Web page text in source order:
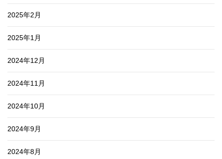
2025年2月
2025年1月
2024年12月
2024年11月
2024年10月
2024年9月
2024年8月